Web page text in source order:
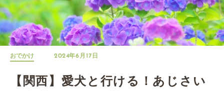
おでかけ 2024年6月17日
【関西】愛犬と行ける！あじさい